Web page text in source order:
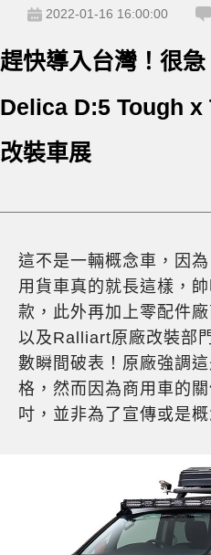
2022-01-16 16:00:00
趕快導入台灣！很
Delica D:5 Tough x
改裝車展
這不是一輛概念車，因
用貨車真的就長這樣，
款，此外再加上零配件
以及Ralliart原廠改裝部
數瞬間破表！原廠強調
格，然而因為商用車的
吋，並非為了宣傳或是概